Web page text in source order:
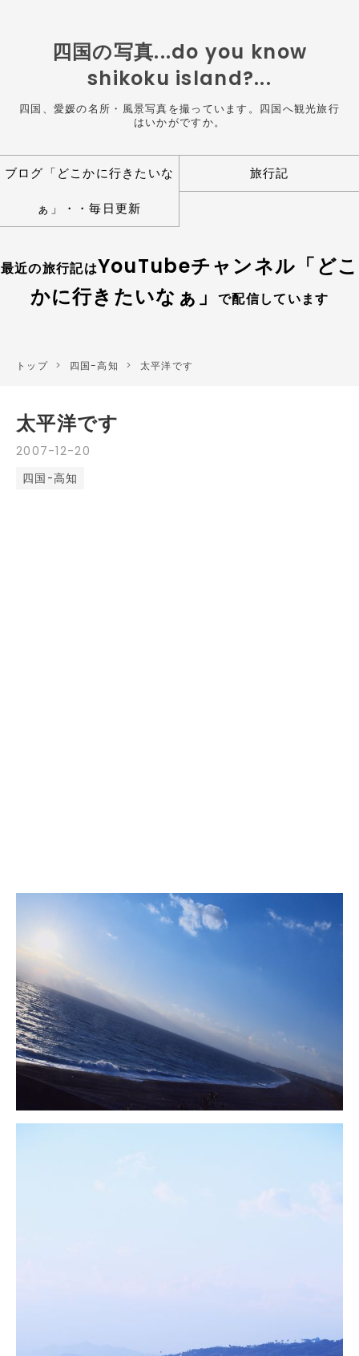
四国の写真...do you know
shikoku island?...
四国、愛媛の名所・風景写真を撮っています。四国へ観光旅行
はいかがですか。
ブログ「どこかに行きたいな
ぁ」・・毎日更新
旅行記
最近の旅行記はYouTubeチャンネル「どこ
かに行きたいなぁ」で配信しています
トップ > 四国-高知 > 太平洋です
2007-12-20
太平洋です
四国-高知